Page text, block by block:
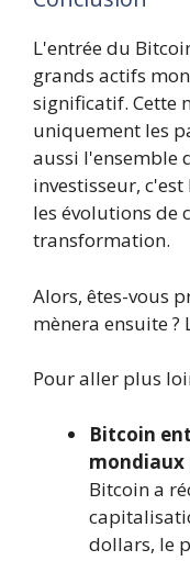
L'entrée du
grands actifs
significatif. Cette
uniquement les
aussi l'ensemble
investisseur,
les évolutions de
transformation.
Alors, êtes-vous
mènera ensuite ?
Pour aller plus
Bitcoin
mondiaux
Bitcoin a
dollars, le